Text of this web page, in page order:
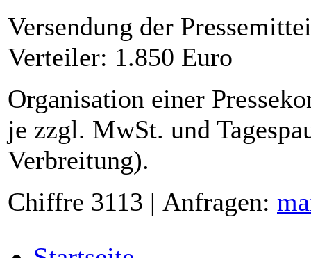
Versendung der
Verteiler: 1.850 Euro
Organisation einer
je zzgl. MwSt. und
Verbreitung).
Chiffre 3113 | Anfragen: